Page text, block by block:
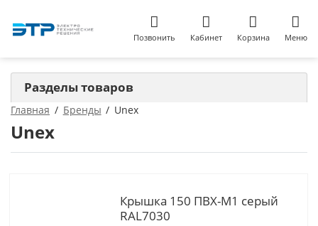
Позвонить Кабинет Корзина Меню
Главная Бренды Unex
Unex
Крышка 150 ПВХ-М1 серый
RAL7030
Разделы товаров